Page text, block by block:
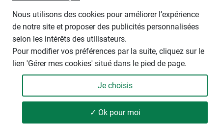
Nous utilisons des cookies pour améliorer l’expérience
de notre site et proposer des publicités personnalisées
selon les intérêts des utilisateurs.
Pour modifier vos préférences par la suite, cliquez sur le
lien 'Gérer mes cookies' situé dans le pied de page.
Je choisis
✓ Ok pour moi